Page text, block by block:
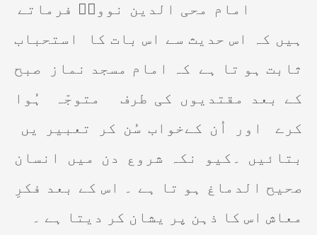
امام محی الدین نوویؒ فرماتے
ہیں کہ اس حدیث سے اس بات کا
استحباب
ثابت ہو تا ہے کہ امام مسجد نماز
صبح
کے بعد مقتدیوں کی طرف
متوجّہ
ہُوا
کرے
اور اُن کےخواب سُن کر تعبیر یں
بتائیں ۔کیو نکہ شروع دن میں انسان
صحیح الدماغ ہو تا ہے ۔ اس کے بعد فکرِ
معاش اس کا ذہن پر یشان کر دیتا ہے ۔